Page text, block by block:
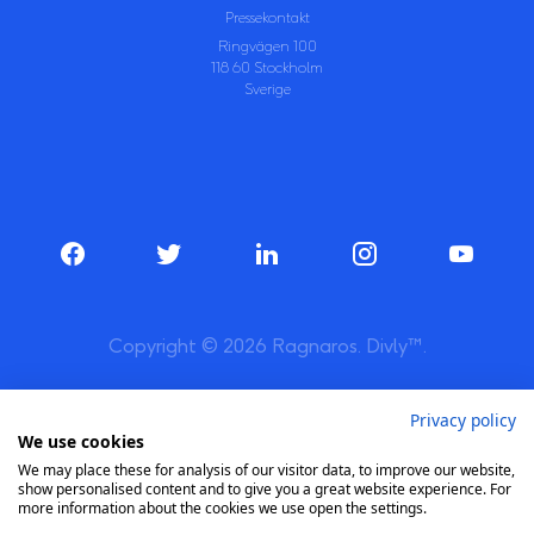
Pressekontakt
Ringvägen 100
118 60 Stockholm
Sverige
Copyright © 2026 Ragnaros. Divly™.
Privacy policy
We use cookies
We may place these for analysis of our visitor data, to improve our website,
show personalised content and to give you a great website experience. For
more information about the cookies we use open the settings.